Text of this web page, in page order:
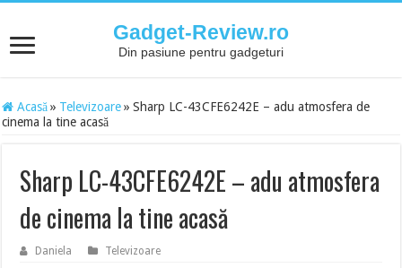
Gadget-Review.ro
Din pasiune pentru gadgeturi
Acasă » Televizoare » Sharp LC-43CFE6242E – adu atmosfera de
cinema la tine acasă
Sharp LC-43CFE6242E – adu atmosfera
de cinema la tine acasă
Daniela Televizoare